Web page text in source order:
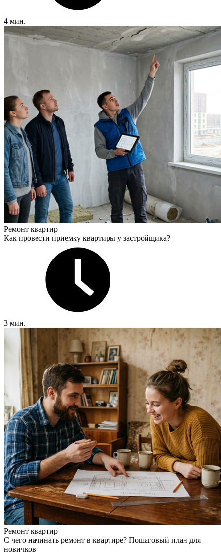
4 мин.
Ремонт квартир
Как провести приемку квартиры у застройщика?
3 мин.
Ремонт квартир
С чего начинать ремонт в квартире? Пошаговый план для
новичков